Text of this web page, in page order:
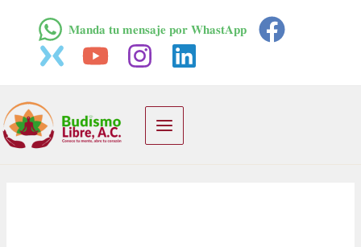
contenido
𝐌𝐚𝐧𝐝𝐚 𝐭𝐮 𝐦𝐞𝐧𝐬𝐚𝐣𝐞 𝐩𝐨𝐫 𝐖𝐡𝐚𝐬𝐭𝐀𝐩𝐩
Main